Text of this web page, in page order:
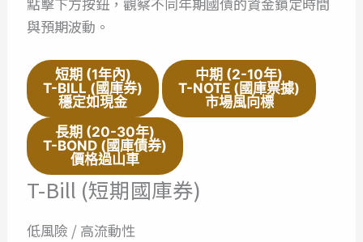
與預期波動。
短期 (1年內)
T-BILL (國庫券)
穩定如現金
中期 (2-10年)
T-NOTE (國庫票據)
市場風向標
長期 (20-30年)
T-BOND (國庫債券)
價格過山車
T-Bill (短期國庫券)
低風險 / 高流動性